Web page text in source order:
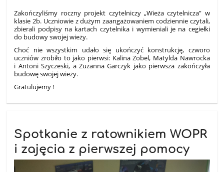
Zakończyliśmy roczny projekt czytelniczy „Wieża czytelnicza” w
klasie 2b. Uczniowie z dużym zaangażowaniem codziennie czytali,
zbierali podpisy na kartach czytelnika i wymieniali je na cegiełki
do budowy swojej wieży.
Choć nie wszystkim udało się ukończyć konstrukcję, czworo
uczniów zrobiło to jako pierwsi: Kalina Zobel, Matylda Nawrocka
i Antoni Szyczeski, a Zuzanna Garczyk jako pierwsza zakończyła
budowę swojej wieży.
Gratulujemy !
Spotkanie z ratownikiem WOPR
i zajęcia z pierwszej pomocy